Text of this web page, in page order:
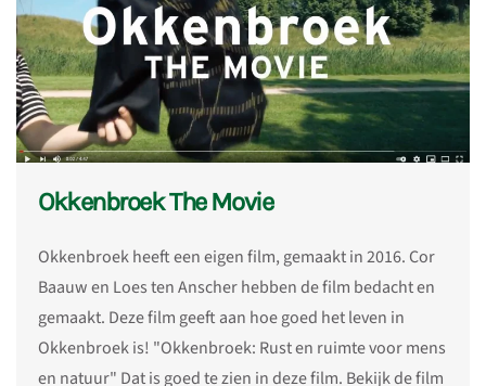
Okkenbroek The Movie
Okkenbroek heeft een eigen film, gemaakt in 2016. Cor
Baauw en Loes ten Anscher hebben de film bedacht en
gemaakt. Deze film geeft aan hoe goed het leven in
Okkenbroek is! "Okkenbroek: Rust en ruimte voor mens
en natuur" Dat is goed te zien in deze film. Bekijk de film